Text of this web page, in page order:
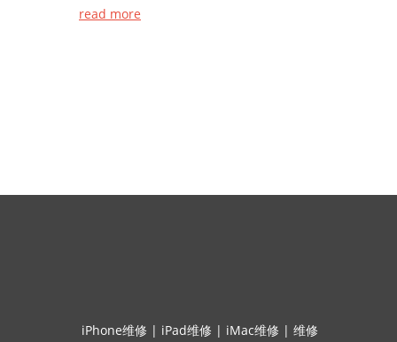
read more
iPhone维修 | iPad维修 | iMac维修 | 维修